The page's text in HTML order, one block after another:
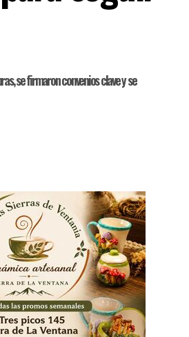
se firmaron convenios clave y se